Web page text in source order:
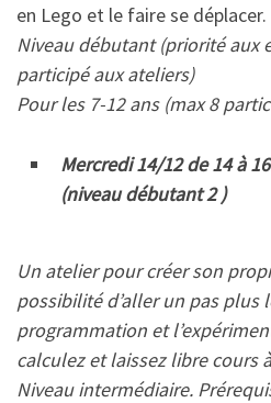
en Lego et le faire se déplacer.
Niveau débutant (priorité aux
participé aux ateliers)
Pour les 7-12 ans (max 8
Mercredi 14/12 de 14 à
(niveau débutant 2 )
Un atelier pour créer son
possibilité d’aller un pas plus
programmation et
calculez et laissez libre cours
Niveau intermédiaire.